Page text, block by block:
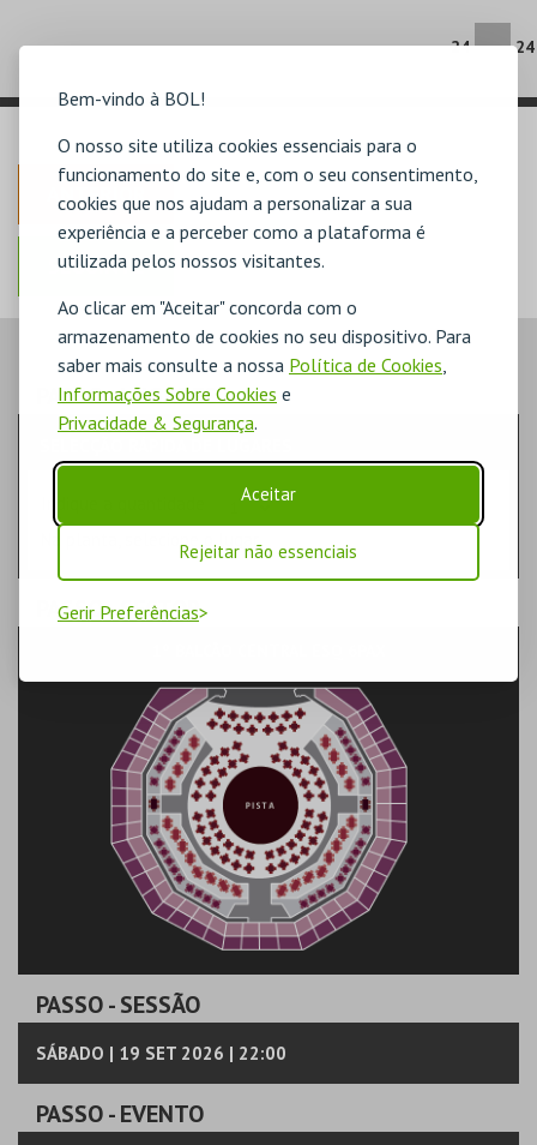
Bem-vindo à BOL!
O nosso site utiliza cookies essenciais para o
funcionamento do site e, com o seu consentimento,
cookies que nos ajudam a personalizar a sua
experiência e a perceber como a plataforma é
utilizada pelos nossos visitantes.
Ao clicar em "Aceitar" concorda com o
armazenamento de cookies no seu dispositivo. Para
saber mais consulte a nossa Política de Cookies,
Informações Sobre Cookies e
Privacidade & Segurança.
Aceitar
Rejeitar não essenciais
Gerir Preferências
24 24
ANTERIOR
PASSO- LUGARES
PASSO- SECTOR
PASSO- SESSÃO
SÁBADO | 19 SET 2026 | 22:00
PASSO- EVENTO